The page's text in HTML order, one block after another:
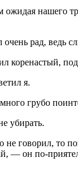
нашего
рад, ведь
коренастый,
я.
грубо
убирать.
говорил, то
— он по-